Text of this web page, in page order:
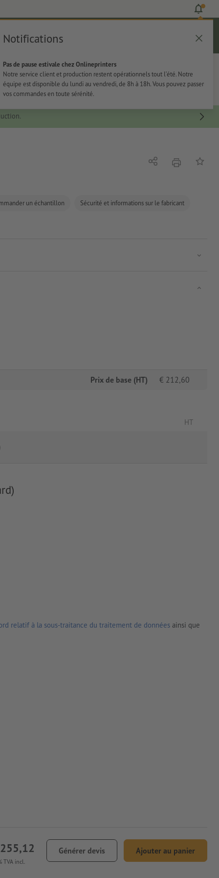
Notifications
Pas de pause estivale chez Onlineprinters
Notre service client et production restent opérationnels tout l’été. Notre
équipe est disponible du lundi au vendredi, de 8h à 18h. Vous pouvez passer
vos commandes en toute sérénité.
Panier
Papeterie Autocollants
un échantillon Sécurité et informations sur le fabricant
Partagerimprimer
Prix de base (HT) € 212,60
HT
relatif à la sous-traitance du traitement de données ainsi que
TVA incl.
Générer devis Ajouter au panier